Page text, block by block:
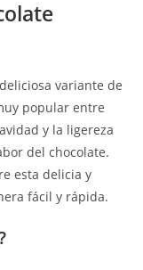
variante de
popular entre
y la ligereza
del chocolate.
esta delicia y
fácil y rápida.